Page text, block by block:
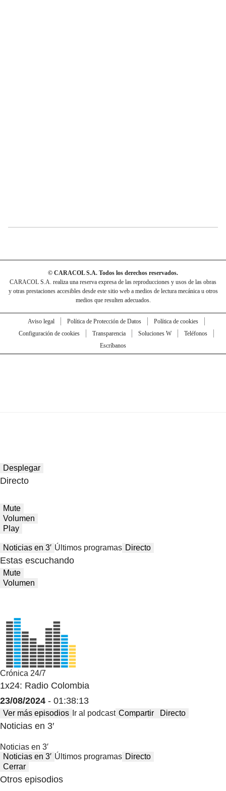
© CARACOL S.A. Todos los derechos reservados.
CARACOL S.A. realiza una reserva expresa de las reproducciones y usos de las obras
y otras prestaciones accesibles desde este sitio web a medios de lectura mecánica u otros
medios que resulten adecuados.
Aviso legal Política de Protección de Datos
Política de cookies
Configuración de cookies
Transparencia Soluciones W
Teléfonos
Escríbanos
Desplegar
Directo
Mute
Volumen
Play
Noticias en 3′ Últimos programas Directo
Estas escuchando
Mute
Volumen
Crónica 24/7
1x24: Radio Colombia
23/08/2024 - 01:38:13
Ver más episodios Ir al podcast Compartir Directo
Noticias en 3′
Noticias en 3′
Noticias en 3′ Últimos programas Directo
Cerrar
Otros episodios